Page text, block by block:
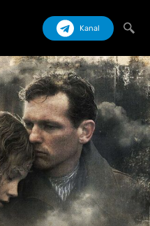
Kanal
Izlash